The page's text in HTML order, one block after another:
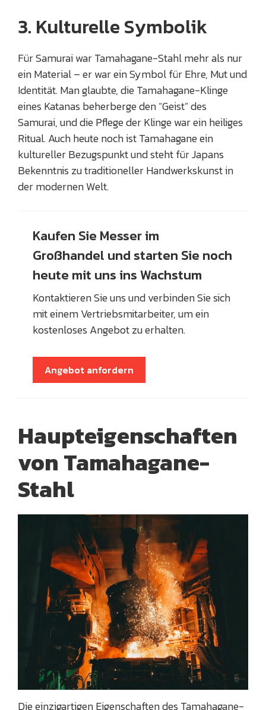
3. Kulturelle Symbolik
Für Samurai war Tamahagane-Stahl mehr als nur
ein Material – er war ein Symbol für Ehre, Mut und
Identität. Man glaubte, die Tamahagane-Klinge
eines Katanas beherberge den “Geist” des
Samurai, und die Pflege der Klinge war ein heiliges
Ritual. Auch heute noch ist Tamahagane ein
kultureller Bezugspunkt und steht für Japans
Bekenntnis zu traditioneller Handwerkskunst in
der modernen Welt.
Kaufen Sie Messer im
Großhandel und starten Sie noch
heute mit uns ins Wachstum
Kontaktieren Sie uns und verbinden Sie sich
mit einem Vertriebsmitarbeiter, um ein
kostenloses Angebot zu erhalten.
Angebot anfordern
Haupteigenschaften
von Tamahagane-
Stahl
Die einzigartigen Eigenschaften des Tamahagane-